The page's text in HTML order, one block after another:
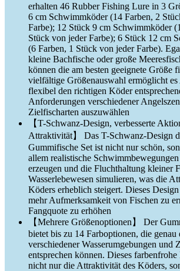
erhalten 46 Rubber Fishing Lure in 3
6 cm Schwimmköder (14 Farben, 2
Farbe); 12 Stück 9 cm Schwimmköder
Stück von jeder Farbe); 6 Stück 12 cm
(6 Farben, 1 Stück von jeder Farbe).
kleine Bachfische oder große
können die am besten geeignete Größe
vielfältige Größenauswahl ermöglicht
flexibel den richtigen Köder
Anforderungen verschiedener
Zielfischarten auszuwählen
【T-Schwanz-Design, verbesserte
Attraktivität】 Das T-Schwanz-Design
Gummifische Set ist nicht nur schön,
allem realistische
erzeugen und die Fluchthaltung kleiner
Wasserlebewesen simulieren, was die
Köders erheblich steigert. Dieses
mehr Aufmerksamkeit von Fischen zu
Fangquote zu erhöhen
【Mehrere Größenoptionen】 Der
bietet bis zu 14 Farboptionen, die genau
verschiedener Wasserumgebungen und
entsprechen können. Dieses
nicht nur die Attraktivität des Köders,